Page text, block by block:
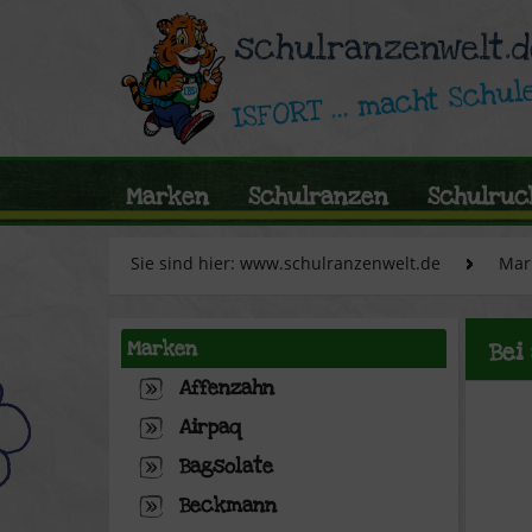
Marken Schulranzen
Sie sind hier: www.schulranzenwelt.de
Marken
Affenzahn
Airpaq
Bagsolate
Beckmann